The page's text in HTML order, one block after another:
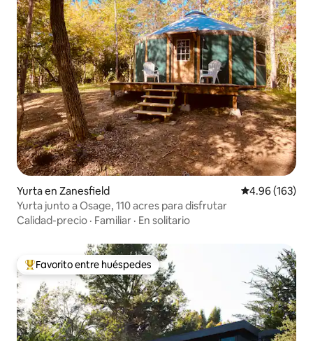
Yurta en Zanesfield Calificación
4.96 (163)
Yurta junto a Osage, 110 acres para disfrutar
Calidad-precio · Familiar · En solitario
Favorito entre huéspedes preferido
Favorito entre huéspedes